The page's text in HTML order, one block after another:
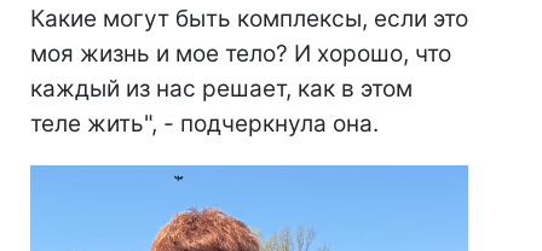
Какие могут быть комплексы, если это
моя жизнь и мое тело? И хорошо, что
каждый из нас решает, как в этом
теле жить", - подчеркнула она.